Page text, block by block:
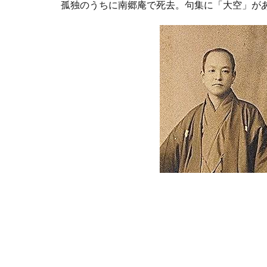
孤独のうちに南郷庵で死去。句集に「大空」が